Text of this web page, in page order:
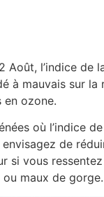
Août, l’indice de
à mauvais sur la
en ozone.
où l’indice
de
si vous
maux de gorge.